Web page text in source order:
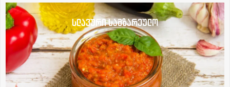
სლავური სამზარეულო